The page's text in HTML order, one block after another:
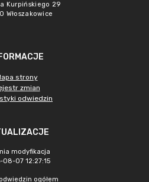
Kurpińskiego 29
Włoszakowice
strony
zmian
odwiedzin
modyfikacja
08-07 12:27:15
ogółem